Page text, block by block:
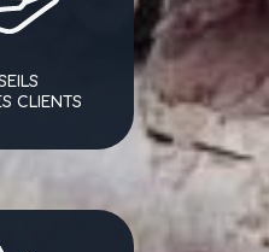
CLIENTS